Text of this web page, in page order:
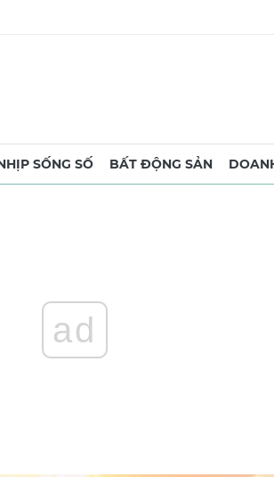
SỐNG SỐ BẤT ĐỘNG SẢN
ad